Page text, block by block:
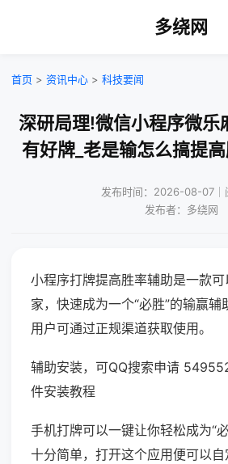
多绕网
首页 > 资讯中心 > 科技要闻
深研局理!微信小程序微乐
有好牌_老是输怎么搞提
发布时间：2026-08-07｜
发布者：多绕网
小程序打牌提高胜率辅助是一款
家，快速成为一个“必胜”的输赢辅
用户可通过正规渠道获取使用。
辅助安装，可QQ搜索申请
件安装教程
手机打牌可以一键让你轻松成为“
十分简单，打开这个应用便可以